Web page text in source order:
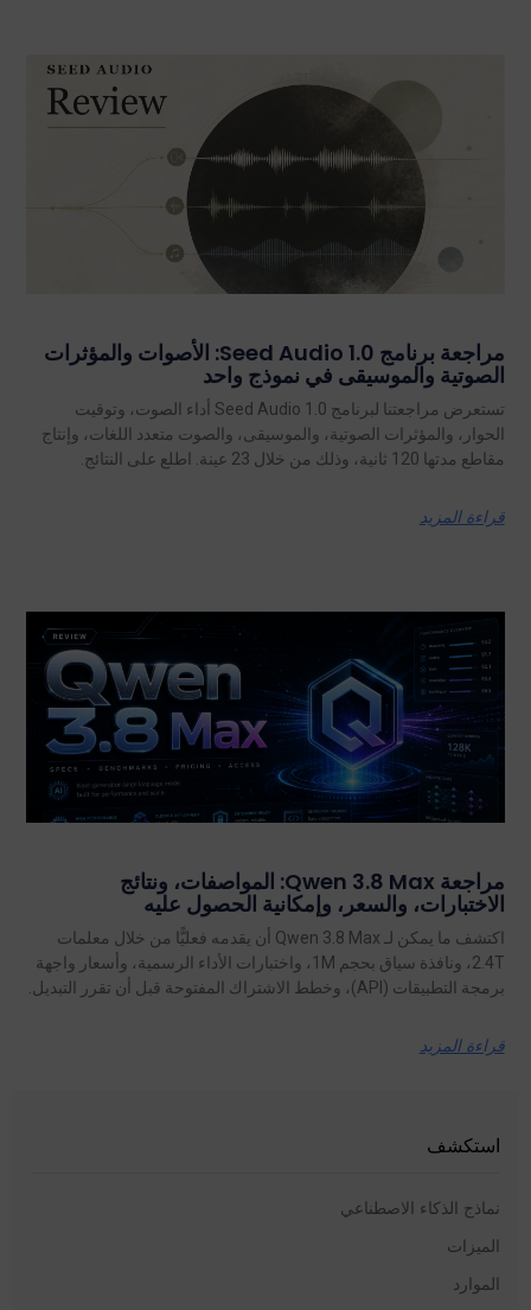
مراجعة برنامج Seed Audio 1.0: الأصوات والمؤثرات
الصوتية والموسيقى في نموذج واحد
تستعرض مراجعتنا لبرنامج Seed Audio 1.0 أداء الصوت، وتوقيت
الحوار، والمؤثرات الصوتية، والموسيقى، والصوت متعدد اللغات، وإنتاج
مقاطع مدتها 120 ثانية، وذلك من خلال 23 عينة. اطلع على النتائج.
قراءة المزيد
مراجعة Qwen 3.8 Max: المواصفات، ونتائج
الاختبارات، والسعر، وإمكانية الحصول عليه
اكتشف ما يمكن لـ Qwen 3.8 Max أن يقدمه فعليًّا من خلال معلمات
2.4T، ونافذة سياق بحجم 1M، واختبارات الأداء الرسمية، وأسعار واجهة
برمجة التطبيقات (API)، وخطط الاشتراك المفتوحة قبل أن تقرر التبديل.
قراءة المزيد
استكشف
نماذج الذكاء الاصطناعي
الميزات
الموارد